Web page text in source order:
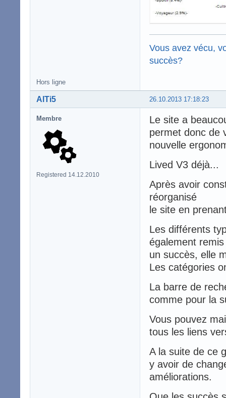
Vous avez vécu,
succès?
Hors ligne
26.10.2013 17:18:23
AlTi5
Membre
Registered 14.12.2010
Le site a
permet donc de
nouvelle
Lived V3 déjà...
Après avoir
réorganisé
le site en
Les différents
également
un succès, elle
Les catégories
La barre de
comme pour la
Vous pouvez
tous les liens
A la suite de ce
y avoir de
améliorations.